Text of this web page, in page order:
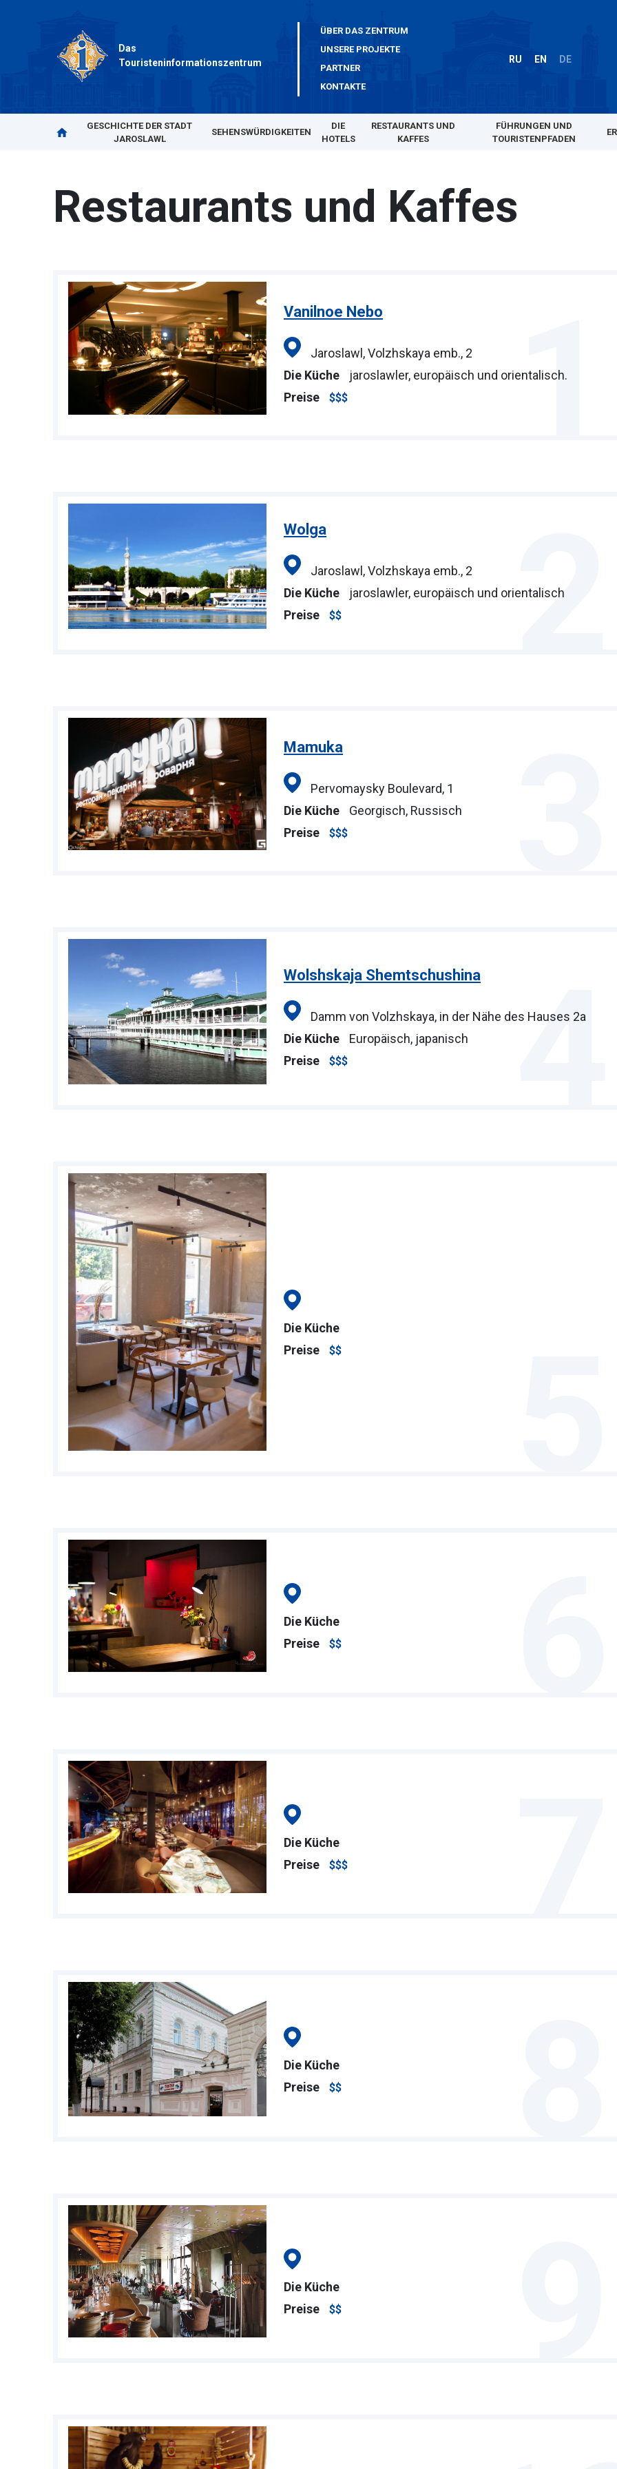
Das
Touristeninformationszentrum
ÜBER DAS ZENTRUM
UNSERE PROJEKTE
PARTNER
KONTAKTE
RU EN DE
GESCHICHTE DER STADT
JAROSLAWL
SEHENSWÜRDIGKEITEN
DIE
HOTELS
RESTAURANTS UND
KAFFES
FÜHRUNGEN UND
TOURISTENPFADEN
Restaurants und Kaffes
1
Vanilnoe Nebo
Jaroslawl, Volzhskaya emb., 2
Die Küche
jaroslawler, europäisch und orientalisch.
Preise
$$$
2
Wolga
Jaroslawl, Volzhskaya emb., 2
Die Küche
jaroslawler, europäisch und orientalisch
Preise
$$
Mamuka
Pervomaysky Boulevard, 1
Die Küche
Georgisch, Russisch
Preise
$$$
4
Wolshskaja Shemtschushina
Damm von Volzhskaya, in der Nähe des Hauses 2a
Die Küche
Europäisch, japanisch
Preise
$$$
Die Küche
Preise
$$
Die Küche
Preise
$$
Die Küche
Preise
$$$
Die Küche
Preise
$$
Die Küche
Preise
$$